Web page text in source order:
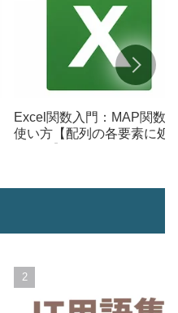
Excel関数入門：MAP関数の
使い方【配列の各要素に処